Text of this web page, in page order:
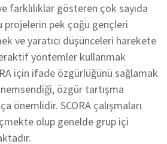
farklılıklar gösteren çok sayıda
projelerin pek çoğu gençleri
ve yaratıcı düşünceleri harekete
yöntemler kullanmak
için ifade özgürlüğünü sağlamak
özgür tartışma
önemlidir. SCORA çalışmaları
olup genelde grup içi